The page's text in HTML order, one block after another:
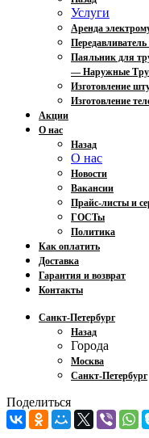
Услуги
Аренда
Паяльник для
— Наружные
Изготовление
Изготовление
Акции
О нас
Назад
О нас
Новости
Вакансии
Прайс-листы и
ГОСТы
Политика
Как оплатить
Доставка
Гарантия и возврат
Контакты
Санкт-Петербург
Назад
Города
Москва
Санкт-Петербург
Поделиться